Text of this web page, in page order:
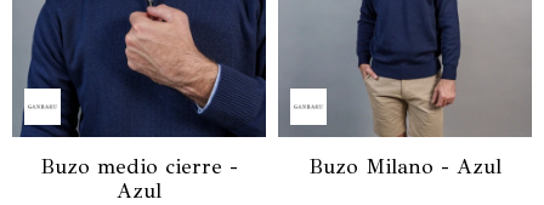
Buzo medio cierre -
Azul
Buzo Milano - Azul